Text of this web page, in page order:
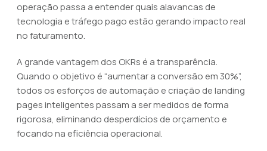
operação passa a entender quais alavancas de
tecnologia e tráfego pago estão gerando impacto real
no faturamento.
A grande vantagem dos OKRs é a transparência.
Quando o objetivo é “aumentar a conversão em 30%”,
todos os esforços de automação e criação de landing
pages inteligentes passam a ser medidos de forma
rigorosa, eliminando desperdícios de orçamento e
focando na eficiência operacional.